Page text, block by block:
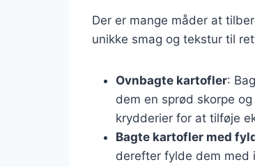
Der er mange måder at
unikke smag og tekstur til
Ovnbagte kartofler:
dem en sprød skorpe
krydderier for at tilføje
Bagte kartofler med
derefter fylde dem med